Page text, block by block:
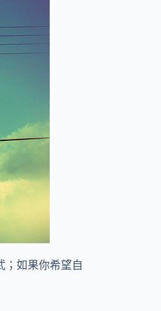
；如果你希望自